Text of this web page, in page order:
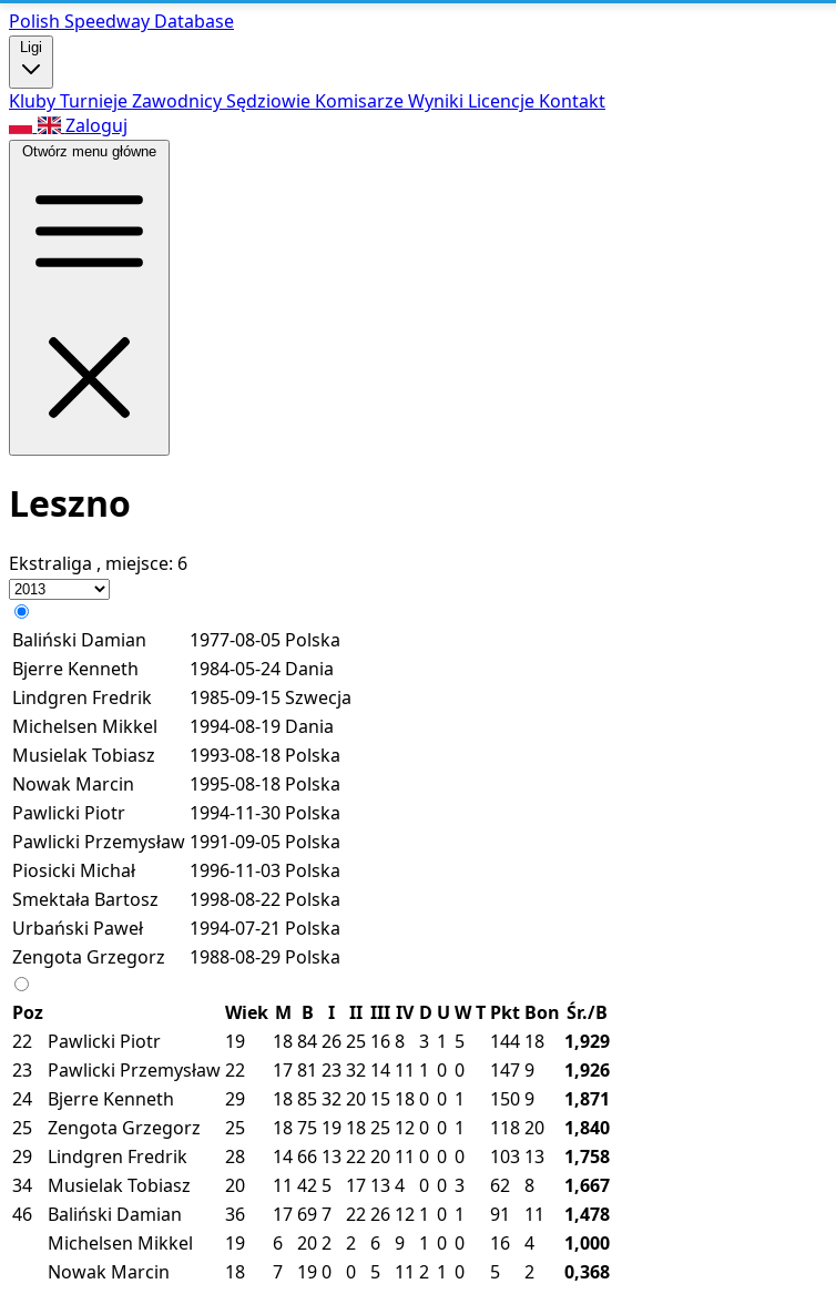
Polish Speedway Database
Ligi
KlubyTurniejeZawodnicySędziowie KomisarzeWyniki Licencje Kontakt
Zaloguj
Otwórz menu główne
Leszno
Ekstraliga , miejsce: 6
Baliński Damian 1977-08-05 Polska
Bjerre Kenneth
1984-05-24 Dania
Lindgren Fredrik
1985-09-15Szwecja
Michelsen Mikkel
1994-08-19 Dania
Musielak Tobiasz
1993-08-18 Polska
Nowak Marcin
1995-08-18 Polska
Pawlicki Piotr
1994-11-30 Polska
Pawlicki Przemysław 1991-09-05 Polska
Piosicki Michał
1996-11-03 Polska
Smektała Bartosz
1998-08-22 Polska
Urbański Paweł
1994-07-21 Polska
Zengota Grzegorz
1988-08-29 Polska
Poz Wiek M B I II III IV D U WT Pkt Bon Śr./B
22
Pawlicki Piotr 19 18842625 168 3 1 5 144 18
1,929
23
Pawlicki Przemysław22 1781 2332 14 11 1 0 0 1479
1,926
24
Bjerre Kenneth 29 18853220 15 180 0 1 1509
1,871
25
Zengota Grzegorz 25 1875 19 1825 120 0 1 11820
1,840
29
Lindgren Fredrik 28 14 66 132220 11 0 0 0 103 13
1,758
34
Musielak Tobiasz 20 11 42 5 17 134 0 0 3 62 8
1,667
46
Baliński Damian 36 17 697 2226 12 1 0 1 91 11
1,478
Michelsen Mikkel
19 6 202 2 6 9 1 0 0 16 4
1,000
Nowak Marcin
18 7 190 0 5 11 2 1 0 5 2
0,368